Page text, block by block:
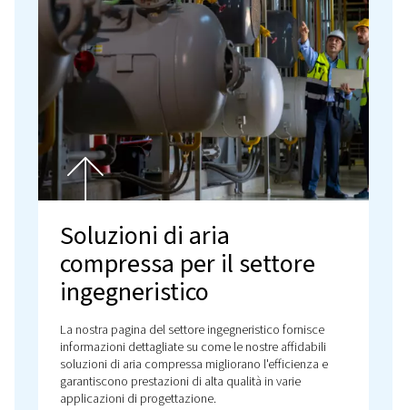
Sistemi ad aria
per la produzione di
batterie per veicoli
Scopri in che modo le nostre avanzate soluzioni
e affidabile di batterie per veicoli elettrici (EV),
supportando al contempo la sostenibilità.